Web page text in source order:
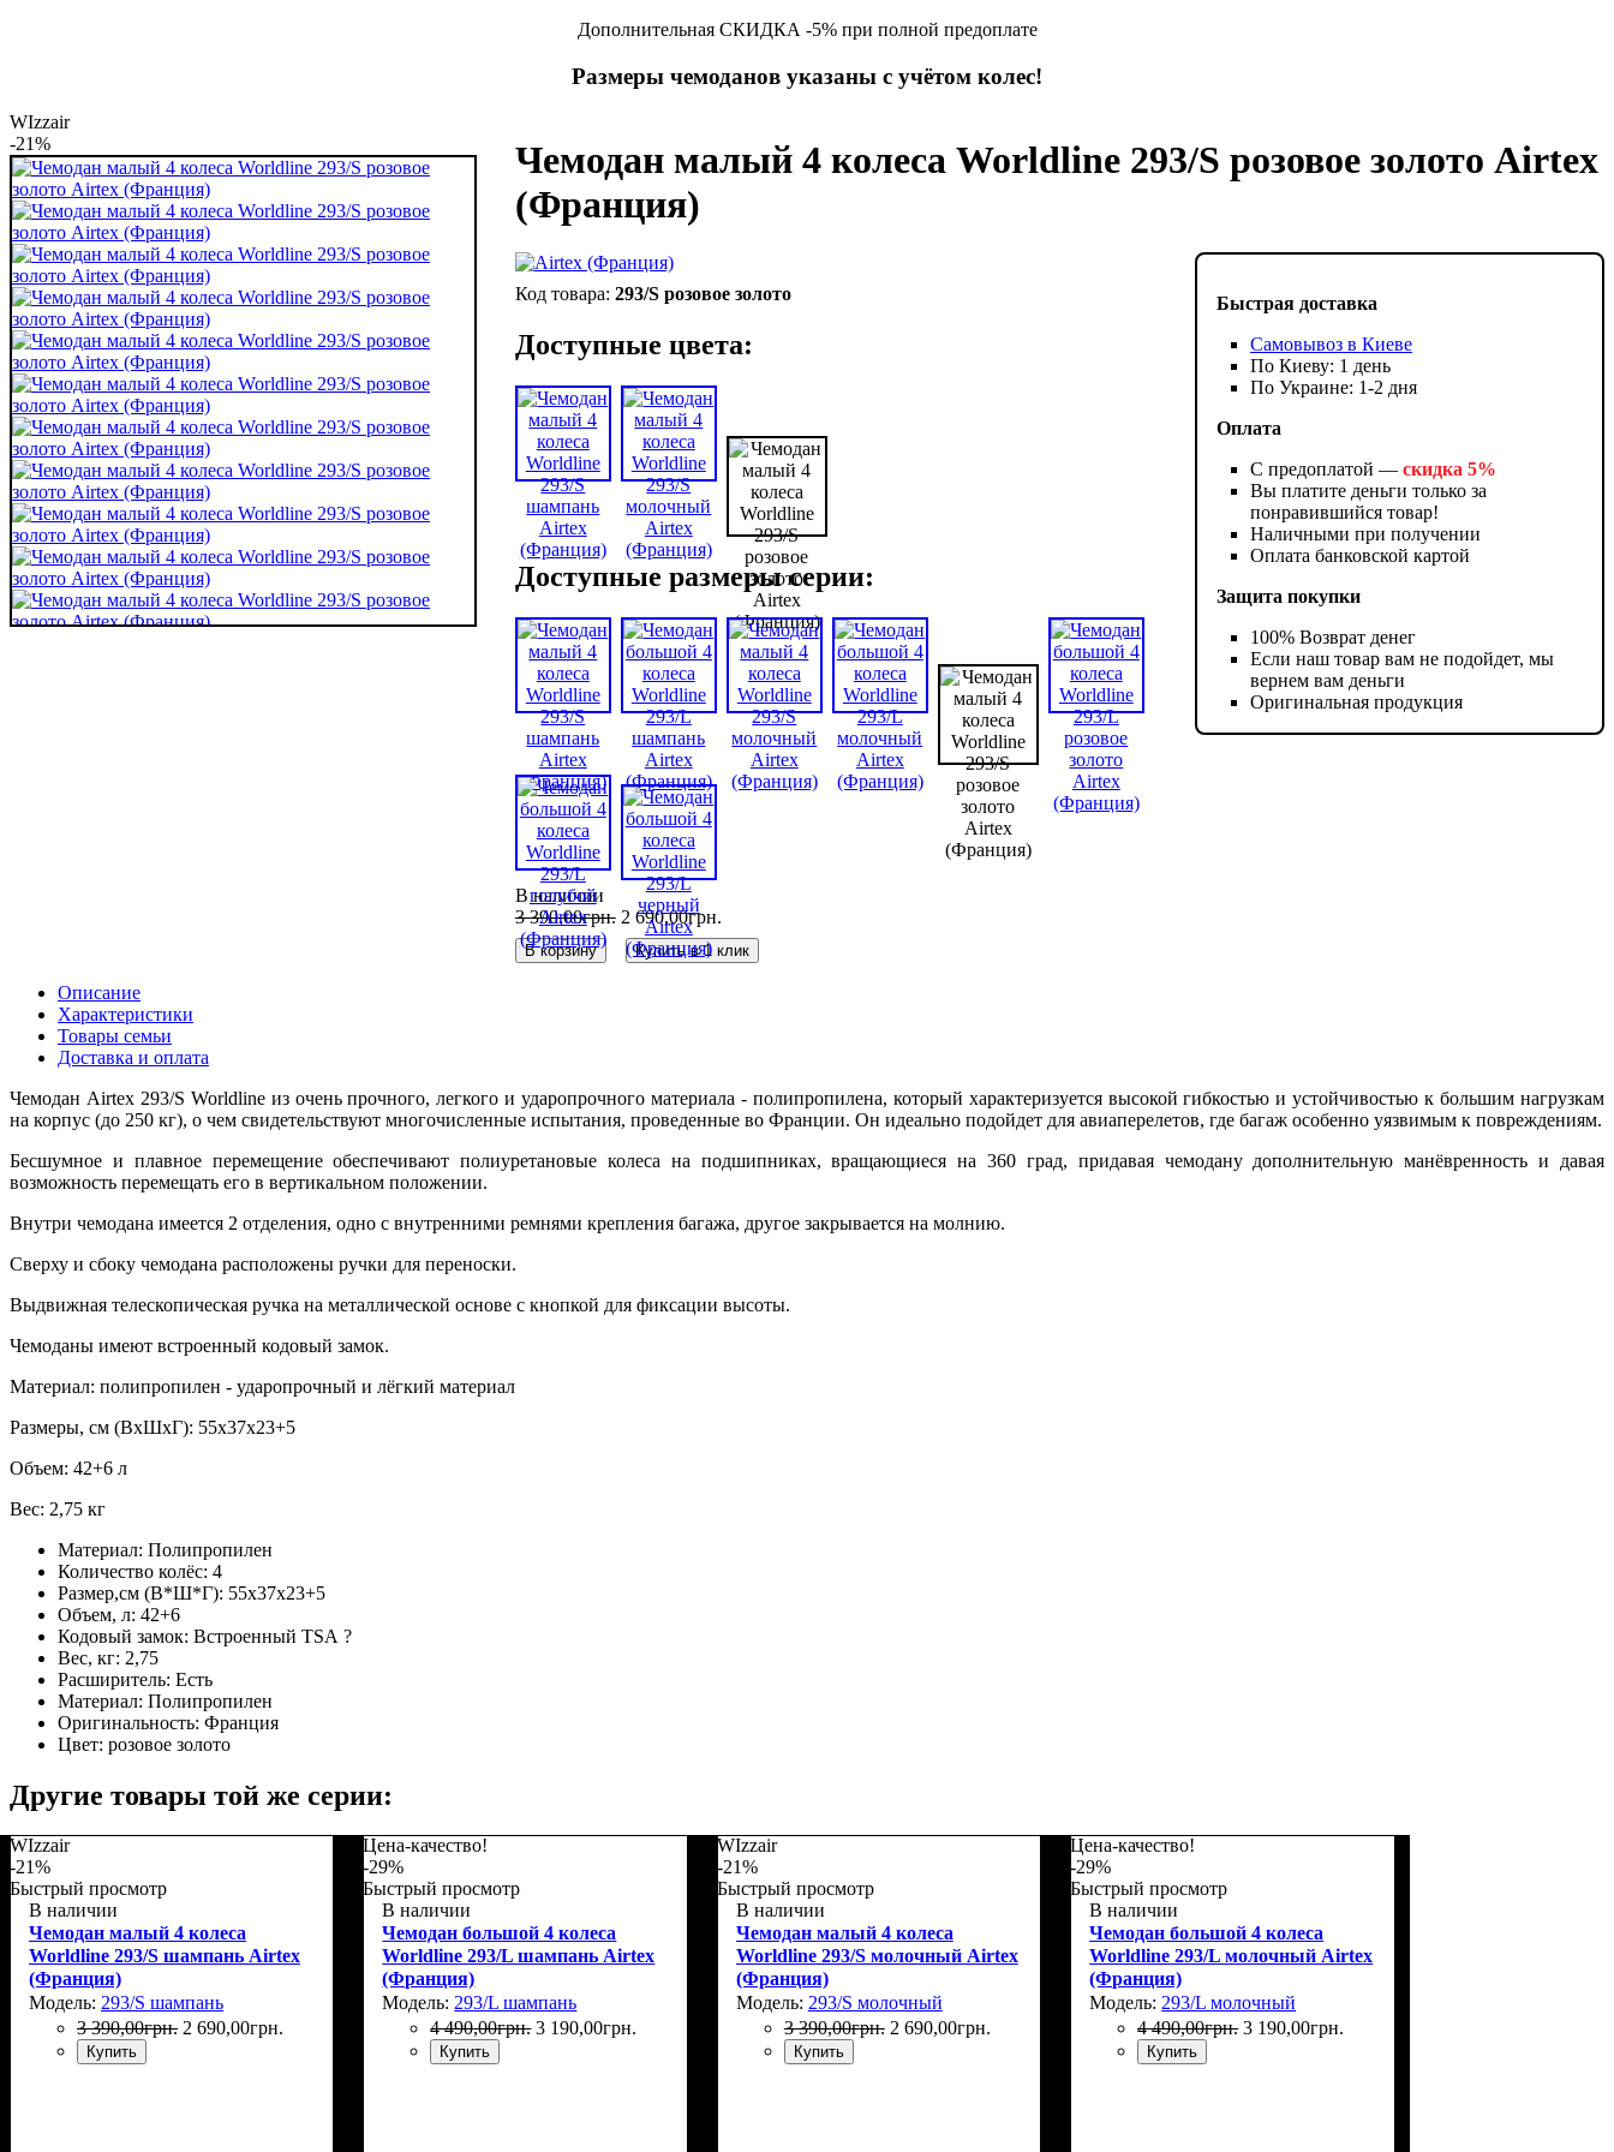
Дополнительная СКИДКА -5% при полной предоплате
Размеры чемоданов указаны с учётом колес!
WIzzair
-21%
Чемодан малый 4 колеса Worldline 293/S розовое золото Airtex
(Франция)
Быстрая доставка
Самовывоз в Киеве
По Киеву: 1 день
По Украине: 1-2 дня
Оплата
С предоплатой —скидка 5%
Вы платите деньги только за
понравившийся товар!
Наличными при получении
Оплата банковской картой
Защита покупки
100% Возврат денег
Если наш товар вам не подойдет, мы
вернем вам деньги
Оригинальная продукция
293/S розовое золото
Доступные цвета:
Доступные размеры серии:
В наличии
3 390,00грн. 2 690,00грн.
В корзину Купить в 1 клик
Описание
Характеристики
Товары семьи
Доставка и оплата
Чемодан Airtex 293/S Worldline из очень прочного, легкого и ударопрочного материала - полипропилена, который характеризуется высокой гибкостью и устойчивостью к большим нагрузкам
на корпус (до 250 кг), о чем свидетельствуют многочисленные испытания, проведенные во Франции. Он идеально подойдет для авиаперелетов, где багаж особенно уязвимым к повреждениям.
Бесшумное и плавное перемещение обеспечивают полиуретановые колеса на подшипниках, вращающиеся на 360 град, придавая чемодану дополнительную манёвренность и давая
возможность перемещать его в вертикальном положении.
Внутри чемодана имеется 2 отделения, одно с внутренними ремнями крепления багажа, другое закрывается на молнию.
Сверху и сбоку чемодана расположены ручки для переноски.
Выдвижная телескопическая ручка на металлической основе с кнопкой для фиксации высоты.
Чемоданы имеют встроенный кодовый замок.
Материал: полипропилен - ударопрочный и лёгкий материал
Размеры, см (ВхШхГ): 55x37x23+5
Объем: 42+6 л
Вес: 2,75 кг
Материал: Полипропилен
Количество колёс: 4
Размер,см (В*Ш*Г): 55x37x23+5
Объем, л: 42+6
Кодовый замок: Встроенный TSA ?
Вес, кг: 2,75
Расширитель: Есть
Материал: Полипропилен
Оригинальность: Франция
Цвет: розовое золото
Другие товары той же серии:
WIzzair
-21%
Быстрый просмотр
В наличии
Чемодан малый 4 колеса
Worldline 293/S шампань Airtex
(Франция)
Модель: 293/S шампань
3 390,00грн. 2 690,00грн.
Купить
Цена-качество!
-29%
Быстрый просмотр
В наличии
Чемодан большой 4 колеса
Worldline 293/L шампань Airtex
(Франция)
Модель:293/L шампань
4 490,00грн. 3 190,00грн.
Купить
WIzzair
-21%
Быстрый просмотр
В наличии
Чемодан малый 4 колеса
Worldline 293/S молочный Airtex
(Франция)
Модель: 293/S молочный
3 390,00грн. 2 690,00грн.
Купить
Цена-качество!
-29%
Быстрый просмотр
В наличии
Чемодан большой 4 колеса
Worldline 293/L молочный Airtex
(Франция)
Модель:293/L молочный
4 490,00грн. 3 190,00грн.
Купить